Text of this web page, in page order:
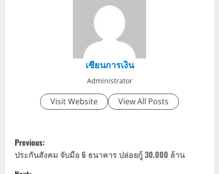
เซียนการเงิน
Administrator
Visit Website View All Posts
P
o
Previous:
ประกันสังคม จับมือ 6 ธนาคาร ปล่อยกู้ 30,000 ล้าน